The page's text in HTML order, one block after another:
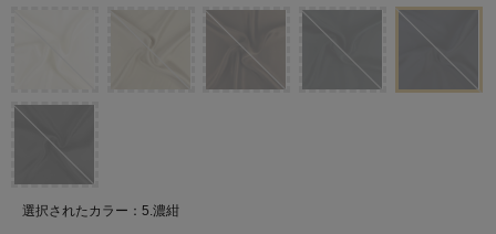
選択されたカラー：5.濃紺